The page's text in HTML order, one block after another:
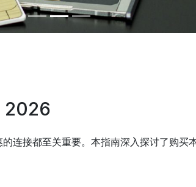
2026
连接都至关重要。本指南深入探讨了购